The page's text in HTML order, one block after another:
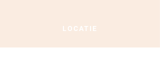
LOCATIE